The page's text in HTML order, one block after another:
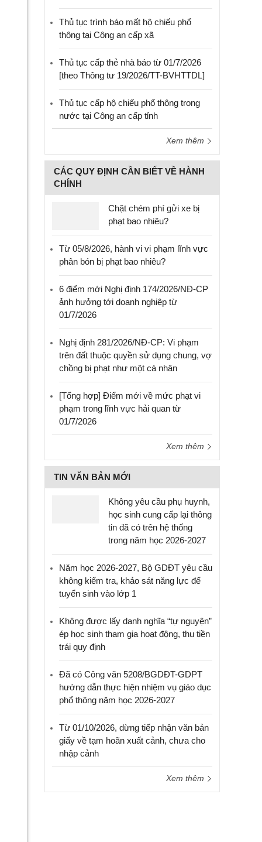
Thủ tục trình báo mất hộ chiếu phổ
thông tại Công an cấp xã
Thủ tục cấp thẻ nhà báo từ 01/7/2026
[theo Thông tư 19/2026/TT-BVHTTDL]
Thủ tục cấp hộ chiếu phổ thông trong
nước tại Công an cấp tỉnh
Xem thêm
CÁC QUY ĐỊNH CẦN BIẾT VỀ HÀNH
CHÍNH
Chặt chém phí gửi xe bị
phạt bao nhiêu?
Từ 05/8/2026, hành vi vi phạm lĩnh vực
phân bón bị phạt bao nhiêu?
6 điểm mới Nghị định 174/2026/NĐ-CP
ảnh hưởng tới doanh nghiệp từ
01/7/2026
Nghị định 281/2026/NĐ-CP: Vi phạm
trên đất thuộc quyền sử dụng chung, vợ
chồng bị phạt như một cá nhân
[Tổng hợp] Điểm mới về mức phạt vi
phạm trong lĩnh vực hải quan từ
01/7/2026
Xem thêm
TIN VĂN BẢN MỚI
Không yêu cầu phụ huynh,
học sinh cung cấp lại thông
tin đã có trên hệ thống
trong năm học 2026-2027
Năm học 2026-2027, Bộ GDĐT yêu cầu
không kiểm tra, khảo sát năng lực để
tuyển sinh vào lớp 1
Không được lấy danh nghĩa “tự nguyện”
ép học sinh tham gia hoạt động, thu tiền
trái quy định
Đã có Công văn 5208/BGDĐT-GDPT
hướng dẫn thực hiện nhiệm vụ giáo dục
phổ thông năm học 2026-2027
Từ 01/10/2026, dừng tiếp nhận văn bản
giấy về tạm hoãn xuất cảnh, chưa cho
nhập cảnh
Xem thêm